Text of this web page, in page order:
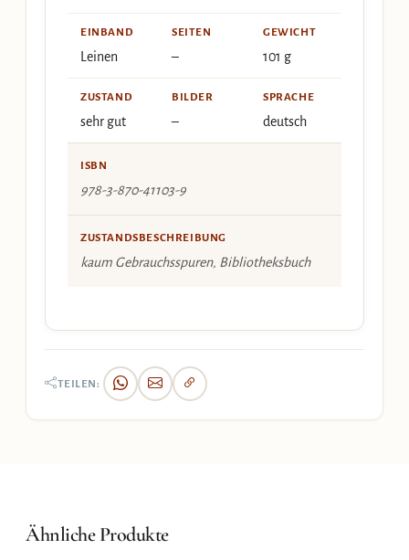
EINBAND
Leinen
SEITEN
–
GEWICHT
101 g
ZUSTAND
sehr gut
BILDER
–
SPRACHE
deutsch
ISBN
978-3-870-41103-9
ZUSTANDSBESCHREIBUNG
kaum Gebrauchsspuren, Bibliotheksbuch
TEILEN:
Ähnliche Produkte